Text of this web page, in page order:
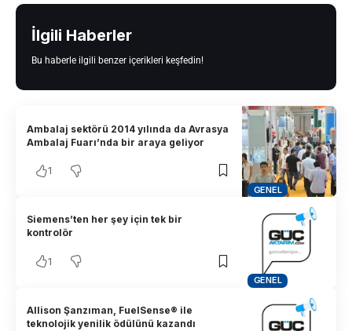
İlgili Haberler
Bu haberle ilgili benzer içerikleri keşfedin!
GENEL
Ambalaj sektörü 2014 yılında da Avrasya
Ambalaj Fuarı’nda bir araya geliyor
1
GENEL
Siemens’ten her şey için tek bir
kontrolör
1
Allison Şanzıman, FuelSense® ile
teknolojik yenilik ödülünü kazandı